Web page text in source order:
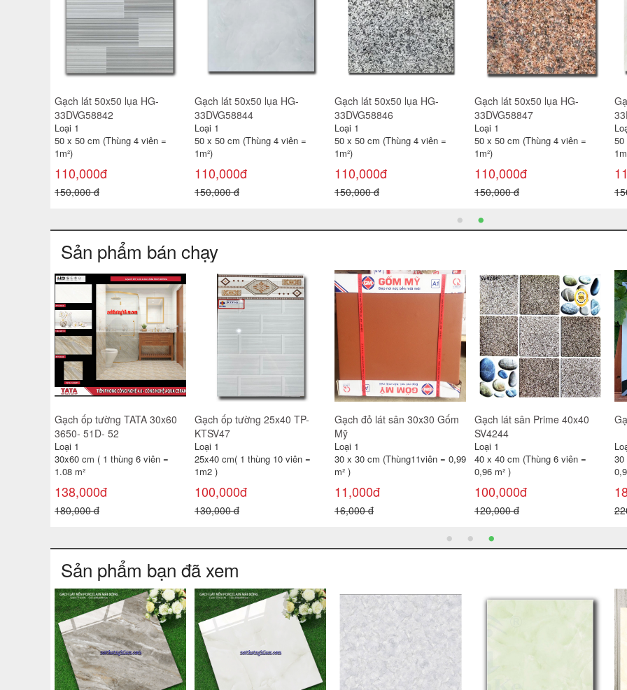
Gạch lát 50x50 lụa HG-
33DVG58841
Loại 1
50 x 50 cm (Thùng 4 viên =
1m²)
110,000đ
150,000 đ
Gạch lát 50x50 lụa HG-
33DVG58842
Loại 1
50 x 50 cm (Thùng 4 viên =
1m²)
110,000đ
150,000 đ
Gạch lát 50x50 lụa HG-
33DVG58844
Loại 1
50 x 50 cm (Thùng 4 viên =
1m²)
110,000đ
150,000 đ
Gạch lát 50x50 lụa HG-
33DVG58846
Loại 1
50 x 50 cm (Thùng 4 viên =
1m²)
110,000đ
150,000 đ
50
Sản phẩm bán chạy
Gạch đỏ lát sân Đất Việt
Loại 1
40 x 40 cm (Thùng 6 viên =
0,96 m² )
18,000đ
22,000 đ
Gạch đỏ lát sân cotto
Viglacera 40x40 Hạ Long
Loại 1
40 x 40 cm (Thùng 6 viên =
0,96 m² )
22,000đ
26,000 đ
Gạch tàu 30x30
Loại 1
30 x 30 cm (Bó11 viên = 0,99m²
)
11,000đ
20,000 đ
Gạch lát sân cotto Viglacera
40x40 D404
Loại 1
40 x 40 cm (Thùng 6 viên =
0,96 m² )
126,000đ
155,000 đ
40
Sản phẩm bạn đã xem